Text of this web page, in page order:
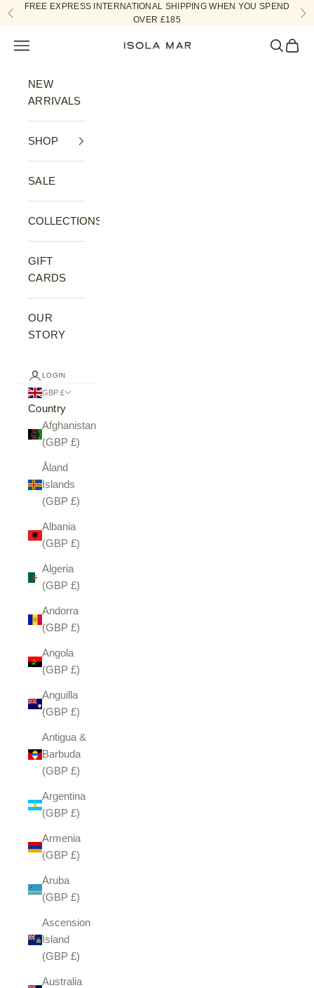
Skip to content
Previous
FREE EXPRESS INTERNATIONAL SHIPPING WHEN YOU SPEND
OVER £185
ISOLA MAR
Navigation menu Search
Cart
NEW
ARRIVALS
SHOP
SALE
COLLECTIONS
GIFT
CARDS
OUR
STORY
LOGIN
GBP £
Country
Afghanistan
(GBP £)
Åland
Islands
(GBP £)
Albania
(GBP £)
Algeria
(GBP £)
Andorra
(GBP £)
Angola
(GBP £)
Anguilla
(GBP £)
Antigua &
Barbuda
(GBP £)
Argentina
(GBP £)
Armenia
(GBP £)
Aruba
(GBP £)
Ascension
Island
(GBP £)
Australia